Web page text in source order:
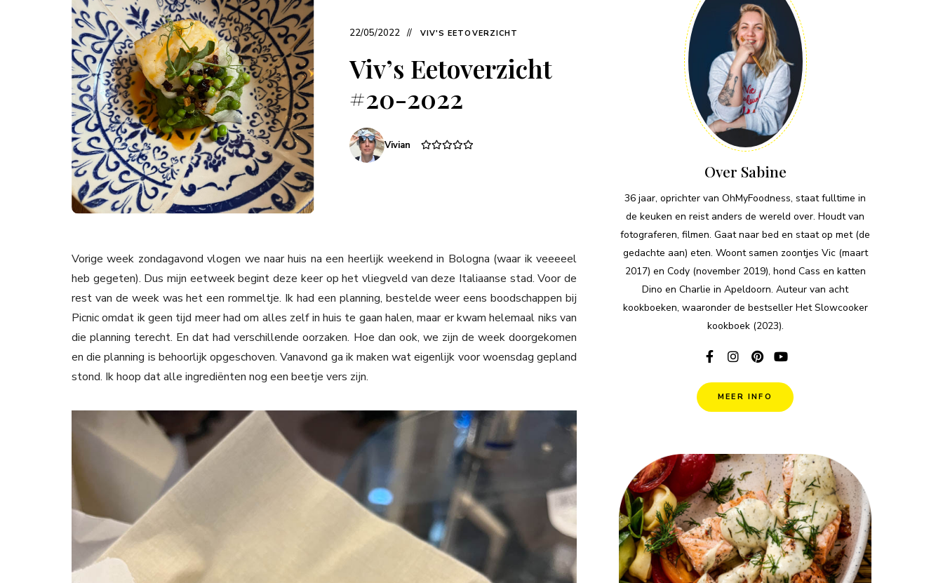
22/05/2022 VIV'S EETOVERZICHT
Viv’s Eetoverzicht
#20-2022
Vivian
Vorige week zondagavond vlogen we naar huis na een heerlijk weekend in Bologna (waar ik veeeeel
heb gegeten). Dus mijn eetweek begint deze keer op het vliegveld van deze Italiaanse stad. Voor de
rest van de week was het een rommeltje. Ik had een planning, bestelde weer eens boodschappen bij
Picnic omdat ik geen tijd meer had om alles zelf in huis te gaan halen, maar er kwam helemaal niks van
die planning terecht. En dat had verschillende oorzaken. Hoe dan ook, we zijn de week doorgekomen
en die planning is behoorlijk opgeschoven. Vanavond ga ik maken wat eigenlijk voor woensdag gepland
stond. Ik hoop dat alle ingrediënten nog een beetje vers zijn.
Over Sabine
36 jaar, oprichter van OhMyFoodness, staat fulltime in
de keuken en reist anders de wereld over. Houdt van
fotograferen, filmen. Gaat naar bed en staat op met (de
gedachte aan) eten. Woont samen zoontjes Vic (maart
2017) en Cody (november 2019), hond Cass en katten
Dino en Charlie in Apeldoorn. Auteur van acht
kookboeken, waaronder de bestseller Het Slowcooker
kookboek (2023).
MEER INFO